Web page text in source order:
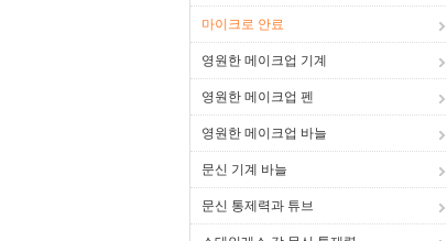
마이크로 안료
영원한 메이크업 기계
영원한 메이크업 펜
영원한 메이크업 바늘
문신 기계 바늘
문신 통제력과 튜브